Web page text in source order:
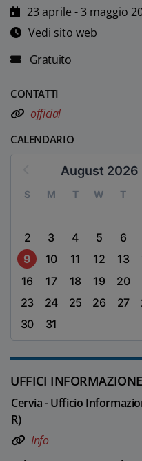
23 aprile - 3 maggio
Vedi sito web
Gratuito
CONTATTI
official
CALENDARIO
August 2026
S M T W T
2
3 4 5 6
9
10 11 12 13
16
17 18 19 20
23
24 25 26 27
30
31
UFFICI
Cervia - Ufficio
R)
Info